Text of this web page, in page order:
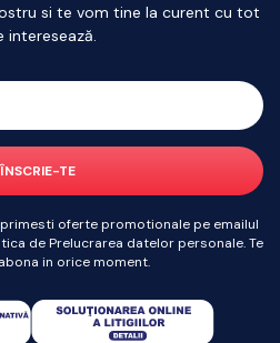
si te vom tine la curent cu tot
interesează.
ÎNSCRIE-TE
oferte promotionale pe emailul
de Prelucrarea datelor personale. Te
in orice moment.